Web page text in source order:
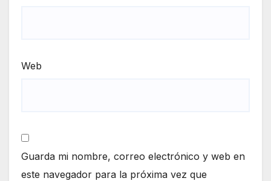
Web
Guarda mi nombre, correo electrónico y web en
este navegador para la próxima vez que